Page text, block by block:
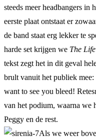
steeds meer headbangers
eerste plaat ontstaat er
de band staat erg lekker te
harde set krijgen we The
tekst zegt het in dit geval
brult vanuit het publiek
want to see you bleed!
van het podium, waarna we
Peggy en de rest.
Als we weer